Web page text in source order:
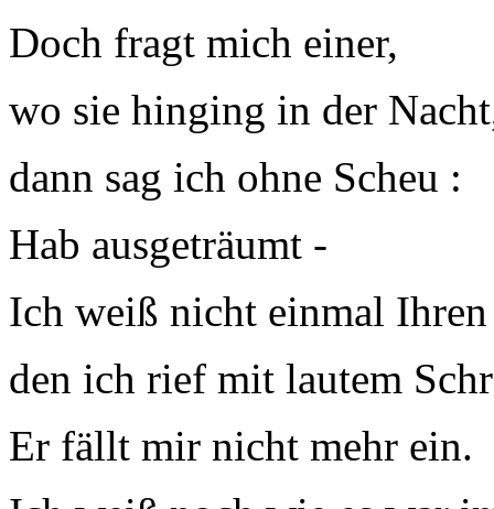
Doch fragt mich einer,
wo sie hinging in der
dann sag ich ohne Scheu :
Hab ausgeträumt -
Ich weiß nicht einmal
den ich rief mit lautem
Er fällt mir nicht mehr ein.